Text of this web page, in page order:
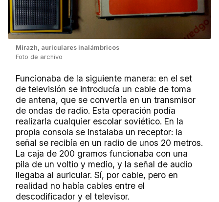
Mirazh, auriculares inalámbricos
Foto de archivo
Funcionaba de la siguiente manera: en el set
de televisión se introducía un cable de toma
de antena, que se convertía en un transmisor
de ondas de radio. Esta operación podía
realizarla cualquier escolar soviético. En la
propia consola se instalaba un receptor: la
señal se recibía en un radio de unos 20 metros.
La caja de 200 gramos funcionaba con una
pila de un voltio y medio, y la señal de audio
llegaba al auricular. Sí, por cable, pero en
realidad no había cables entre el
descodificador y el televisor.